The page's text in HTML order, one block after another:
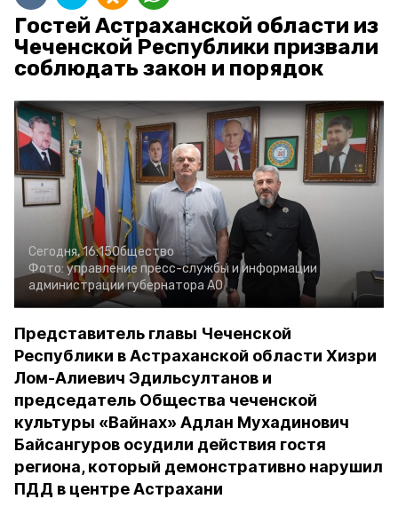
Гостей Астраханской области из
Чеченской Республики призвали
соблюдать закон и порядок
Сегодня, 16:15Общество
Фото: управление пресс-службы и информации
администрации губернатора АО
Представитель главы Чеченской
Республики в Астраханской области Хизри
Лом-Алиевич Эдильсултанов и
председатель Общества чеченской
культуры «Вайнах» Адлан Мухадинович
Байсангуров осудили действия гостя
региона, который демонстративно нарушил
ПДД в центре Астрахани